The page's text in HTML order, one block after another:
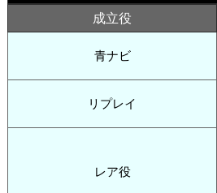
成立役
青ナビ
リプレイ
レア役